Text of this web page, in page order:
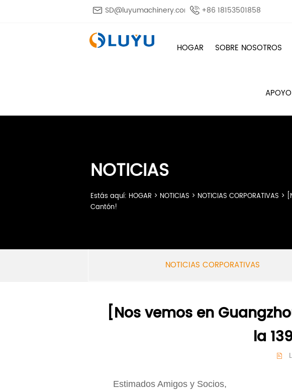
 SD@luyumachinery.com +86 18153501858
HOGAR SOBRE NOSOTROS
APOYO
NOTICIAS
Estás aquí: HOGAR > NOTICIAS > NOTICIAS CORPORATIVAS >
Cantón!
NOTICIAS CORPORATIVAS
[Nos vemos en
la

Estimados Amigos y Socios,